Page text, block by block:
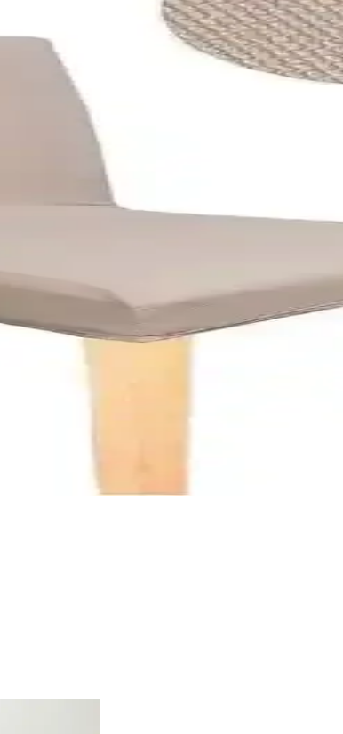
ve Kullanım Özellikleri
açısından karşılaştırıyoruz. Hangi ürün daha uygun
ve Esnek Tasarım
ev dekorasyonunu tamamlayan şık bir çözümdür.
Pratik Çözüm
dokusu ile mobilyalarınıza şıklık katarken kolay
kolaylığı ve kullanıcı yorumlarıyla en uygun seçimi
açısından farkları ve kullanıcı yorumlarını içerir.
karşılaştırıyoruz. Kullanıcı geri bildirimleri ve